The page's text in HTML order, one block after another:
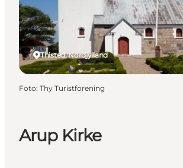
Planlæg ferien
Arup Kirke
Thisted, Nordjylland
Foto: Thy Turistforening